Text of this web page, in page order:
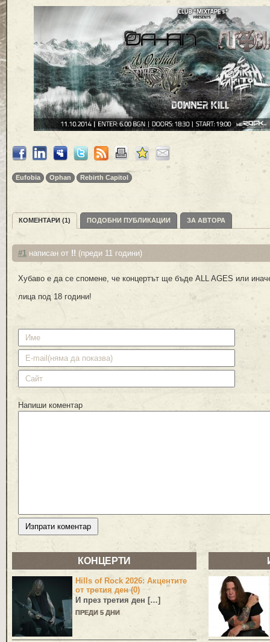
Eufobia Ophan Rebirth Capitol
КОМЕНТАРИ (1) ПОДОБНИ ПУБЛИКАЦИИ ЗА АВТОРА
#1 написан от !! (преди 11 години)
Хубаво е да се спомене, че концертът ще бъде ALL AGES или
лица под 18 години!
Напиши коментар
КОНЦЕРТИ
Hills of Rock 2026: Акцентите
от третия ден (0)
И през третия ден […]
ПРЕДИ 5 ДНИ